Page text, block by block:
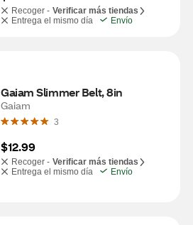
Recoger - Verificar más tiendas
Entrega el mismo día
Envío
Gaiam Slimmer Belt, 8in
Gaiam
3
$12.99
Recoger - Verificar más tiendas
Entrega el mismo día
Envío